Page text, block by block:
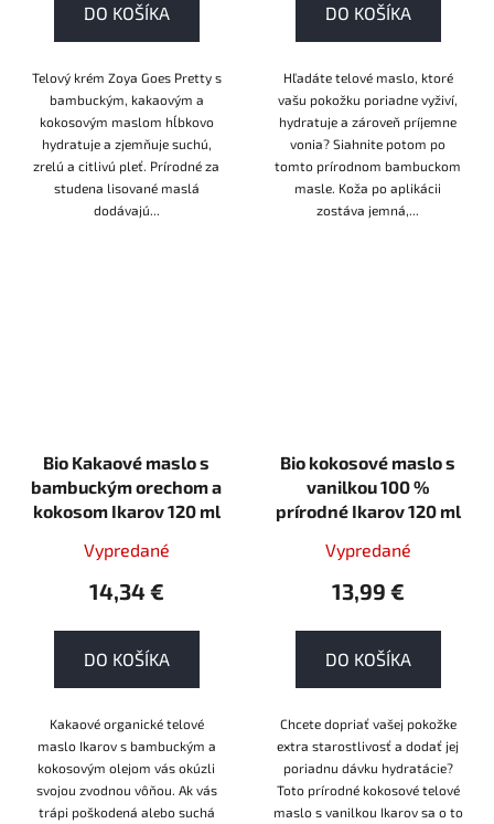
DO KOŠÍKA
Telový krém Zoya Goes Pretty s
bambuckým, kakaovým a
kokosovým maslom hĺbkovo
hydratuje a zjemňuje suchú,
zrelú a citlivú pleť. Prírodné za
studena lisované maslá
dodávajú...
DO KOŠÍKA
Hľadáte telové maslo, ktoré
vašu pokožku poriadne vyživí,
hydratuje a zároveň príjemne
vonia? Siahnite potom po
tomto prírodnom bambuckom
masle. Koža po aplikácii
zostáva jemná,...
Bio Kakaové maslo s
bambuckým orechom a
kokosom Ikarov 120 ml
Vypredané
14,34 €
DO KOŠÍKA
Kakaové organické telové
maslo Ikarov s bambuckým a
kokosovým olejom vás okúzli
svojou zvodnou vôňou. Ak vás
trápi poškodená alebo suchá
Bio kokosové maslo s
vanilkou 100 %
prírodné Ikarov 120 ml
Vypredané
13,99 €
DO KOŠÍKA
Chcete dopriať vašej pokožke
extra starostlivosť a dodať jej
poriadnu dávku hydratácie?
Toto prírodné kokosové telové
maslo s vanilkou Ikarov sa o to